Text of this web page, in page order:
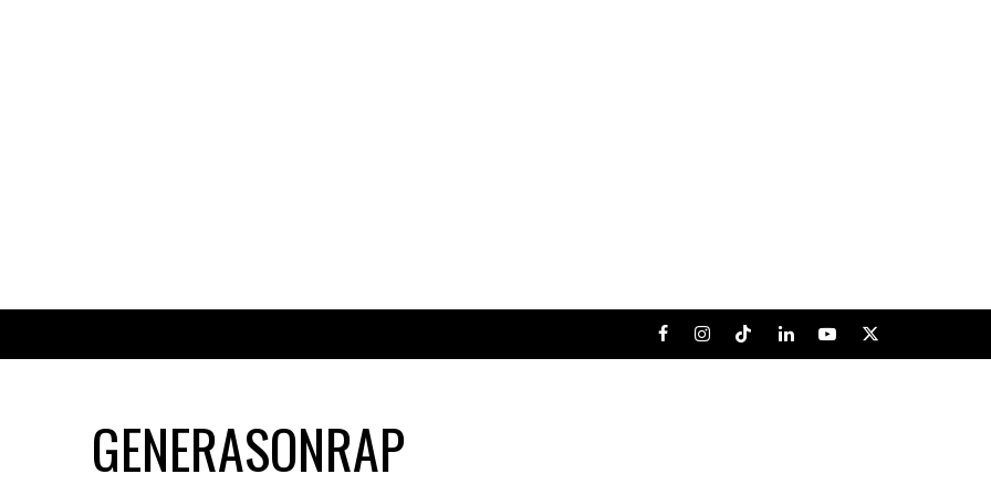
FacebookInstagram
TiktokLinkedInYoutube
X
GENERASONRAP